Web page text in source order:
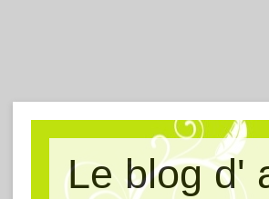
Le blog d'